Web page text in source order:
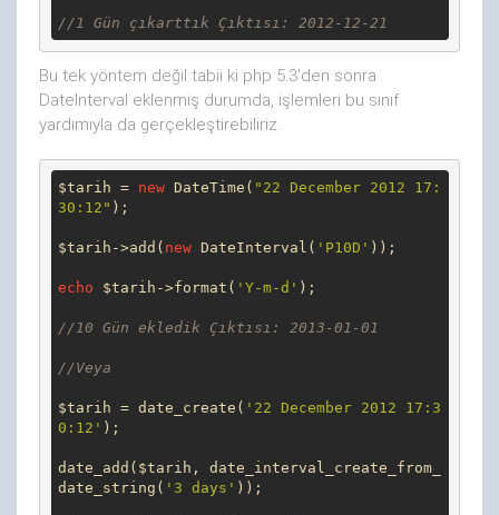
//1 Gün çıkarttık Çıktısı: 2012-12-21
Bu tek yöntem değil tabii ki php 5.3'den sonra
DateInterval eklenmiş durumda, işlemleri bu sınıf
yardımıyla da gerçekleştirebiliriz.
$tarih = new DateTime( "22 December 2012 17:
30:12" );
$tarih->add( new DateInterval( 'P10D' ));
echo $tarih->format( 'Y-m-d' );
//10 Gün ekledik Çıktısı: 2013-01-01
//Veya
$tarih = date_create( '22 December 2012 17:3
0:12' );
date_add($tarih, date_interval_create_from_
date_string( '3 days' ));